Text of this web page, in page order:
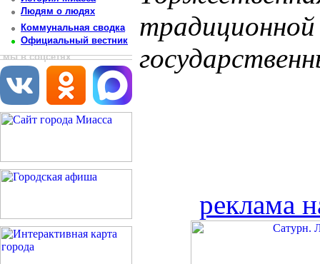
Людям о людях
Коммунальная сводка
Официальный вестник
мы в соцсетях
реклама